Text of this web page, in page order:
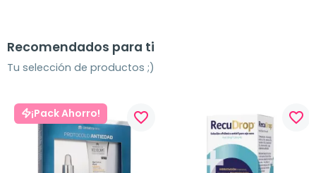
Recomendados para ti
Tu selección de productos ;)
¡Pack Ahorro! favorite_border favorite_border